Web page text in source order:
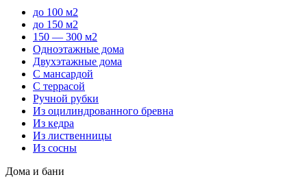
до 100 м2
до 150 м2
150 — 300 м2
Одноэтажные дома
Двухэтажные дома
С мансардой
С террасой
Ручной рубки
Из оцилиндрованного бревна
Из кедра
Из лиственницы
Из сосны
Дома и бани